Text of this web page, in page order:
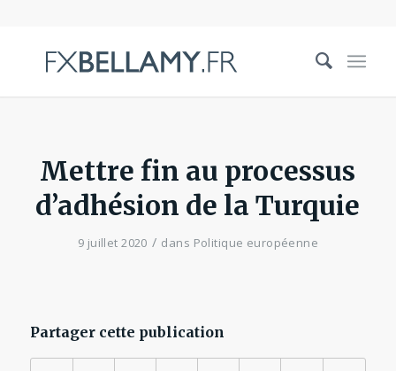
Mettre fin au processus
d’adhésion de la Turquie
9 juillet 2020 / dans Politique européenne
Partager cette publication